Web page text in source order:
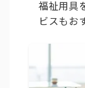
福祉用具
ビスもお